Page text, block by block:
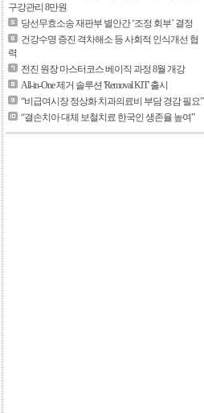
구강관리 8만원
당선무효소송 재판부 별안간 ‘조정 회부’ 결정
건강수명 증진 격차해소 등 사회적 인식개선 협
력
전진 원장 마스터코스 베이직 과정 8월 개강
All-in-One 제거 솔루션 'Removal KIT' 출시
“비급여시장 정상화 치과의료비 부담 경감 필요”
“결손치아 대체 보철치료 한국인 생존율 높여”